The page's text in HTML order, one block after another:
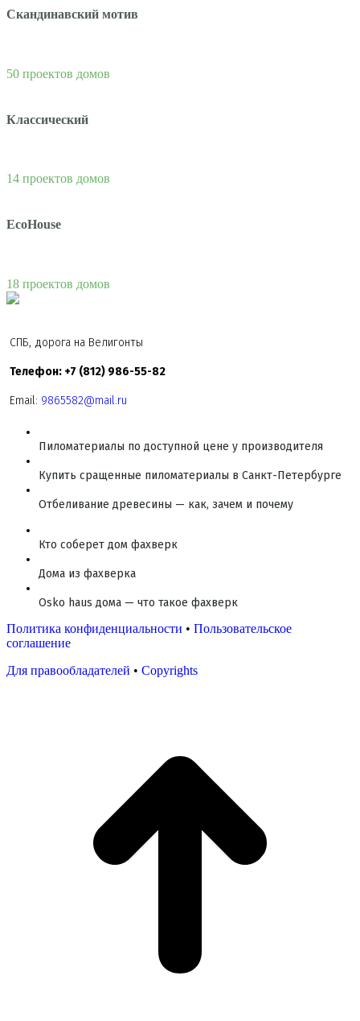
Скандинавский мотив
50 проектов домов
Классический
14 проектов домов
EcoHouse
18 проектов домов
СПБ, дорога на Велигонты
Телефон: +7 (812) 986-55-82
Email: 9865582@mail.ru
Пиломатериалы по доступной цене у производителя
Купить сращенные пиломатериалы в Санкт-Петербурге
Отбеливание древесины — как, зачем и почему
Кто соберет дом фахверк
Дома из фахверка
Osko haus дома — что такое фахверк
Политика конфиденциальности • Пользовательское
соглашение
Для правообладателей • Copyrights